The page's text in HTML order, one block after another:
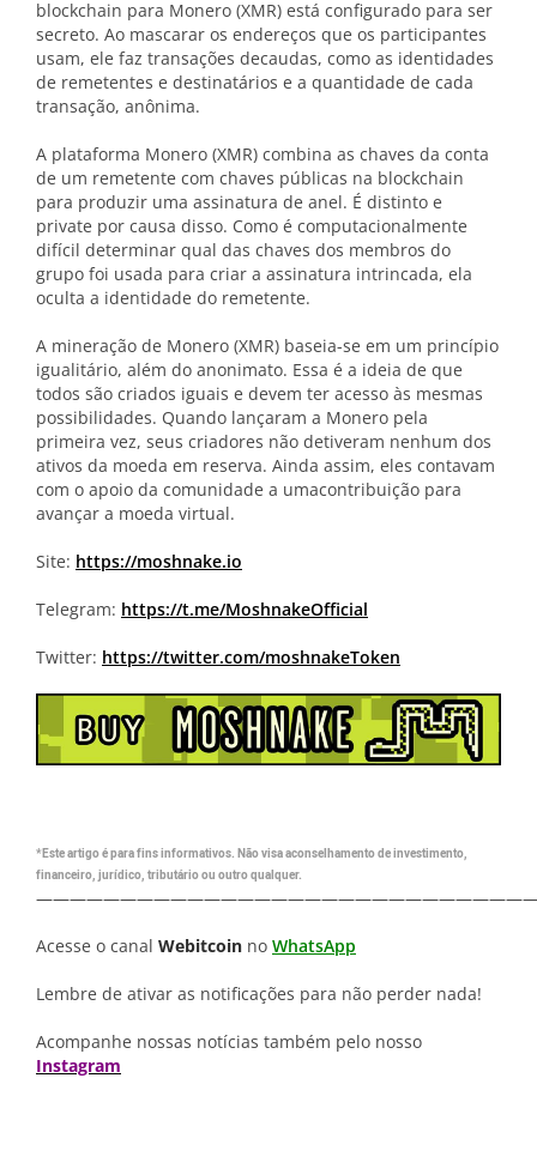
blockchain para Monero (XMR) está configurado para ser
secreto. Ao mascarar os endereços que os participantes
usam, ele faz transações decaudas, como as identidades
de remetentes e destinatários e a quantidade de cada
transação, anônima.
A plataforma Monero (XMR) combina as chaves da conta
de um remetente com chaves públicas na blockchain
para produzir uma assinatura de anel. É distinto e
private por causa disso. Como é computacionalmente
difícil determinar qual das chaves dos membros do
grupo foi usada para criar a assinatura intrincada, ela
oculta a identidade do remetente.
A mineração de Monero (XMR) baseia-se em um princípio
igualitário, além do anonimato. Essa é a ideia de que
todos são criados iguais e devem ter acesso às mesmas
possibilidades. Quando lançaram a Monero pela
primeira vez, seus criadores não detiveram nenhum dos
ativos da moeda em reserva. Ainda assim, eles contavam
com o apoio da comunidade a umacontribuição para
avançar a moeda virtual.
Site: https://moshnake.io
Telegram: https://t.me/MoshnakeOfficial
Twitter: https://twitter.com/moshnakeToken
*Este artigo é para fins informativos. Não visa aconselhamento de investimento,
financeiro, jurídico, tributário ou outro qualquer.
Acesse o canal Webitcoin no WhatsApp
Lembre de ativar as notificações para não perder nada!
Acompanhe nossas notícias também pelo nosso
Instagram